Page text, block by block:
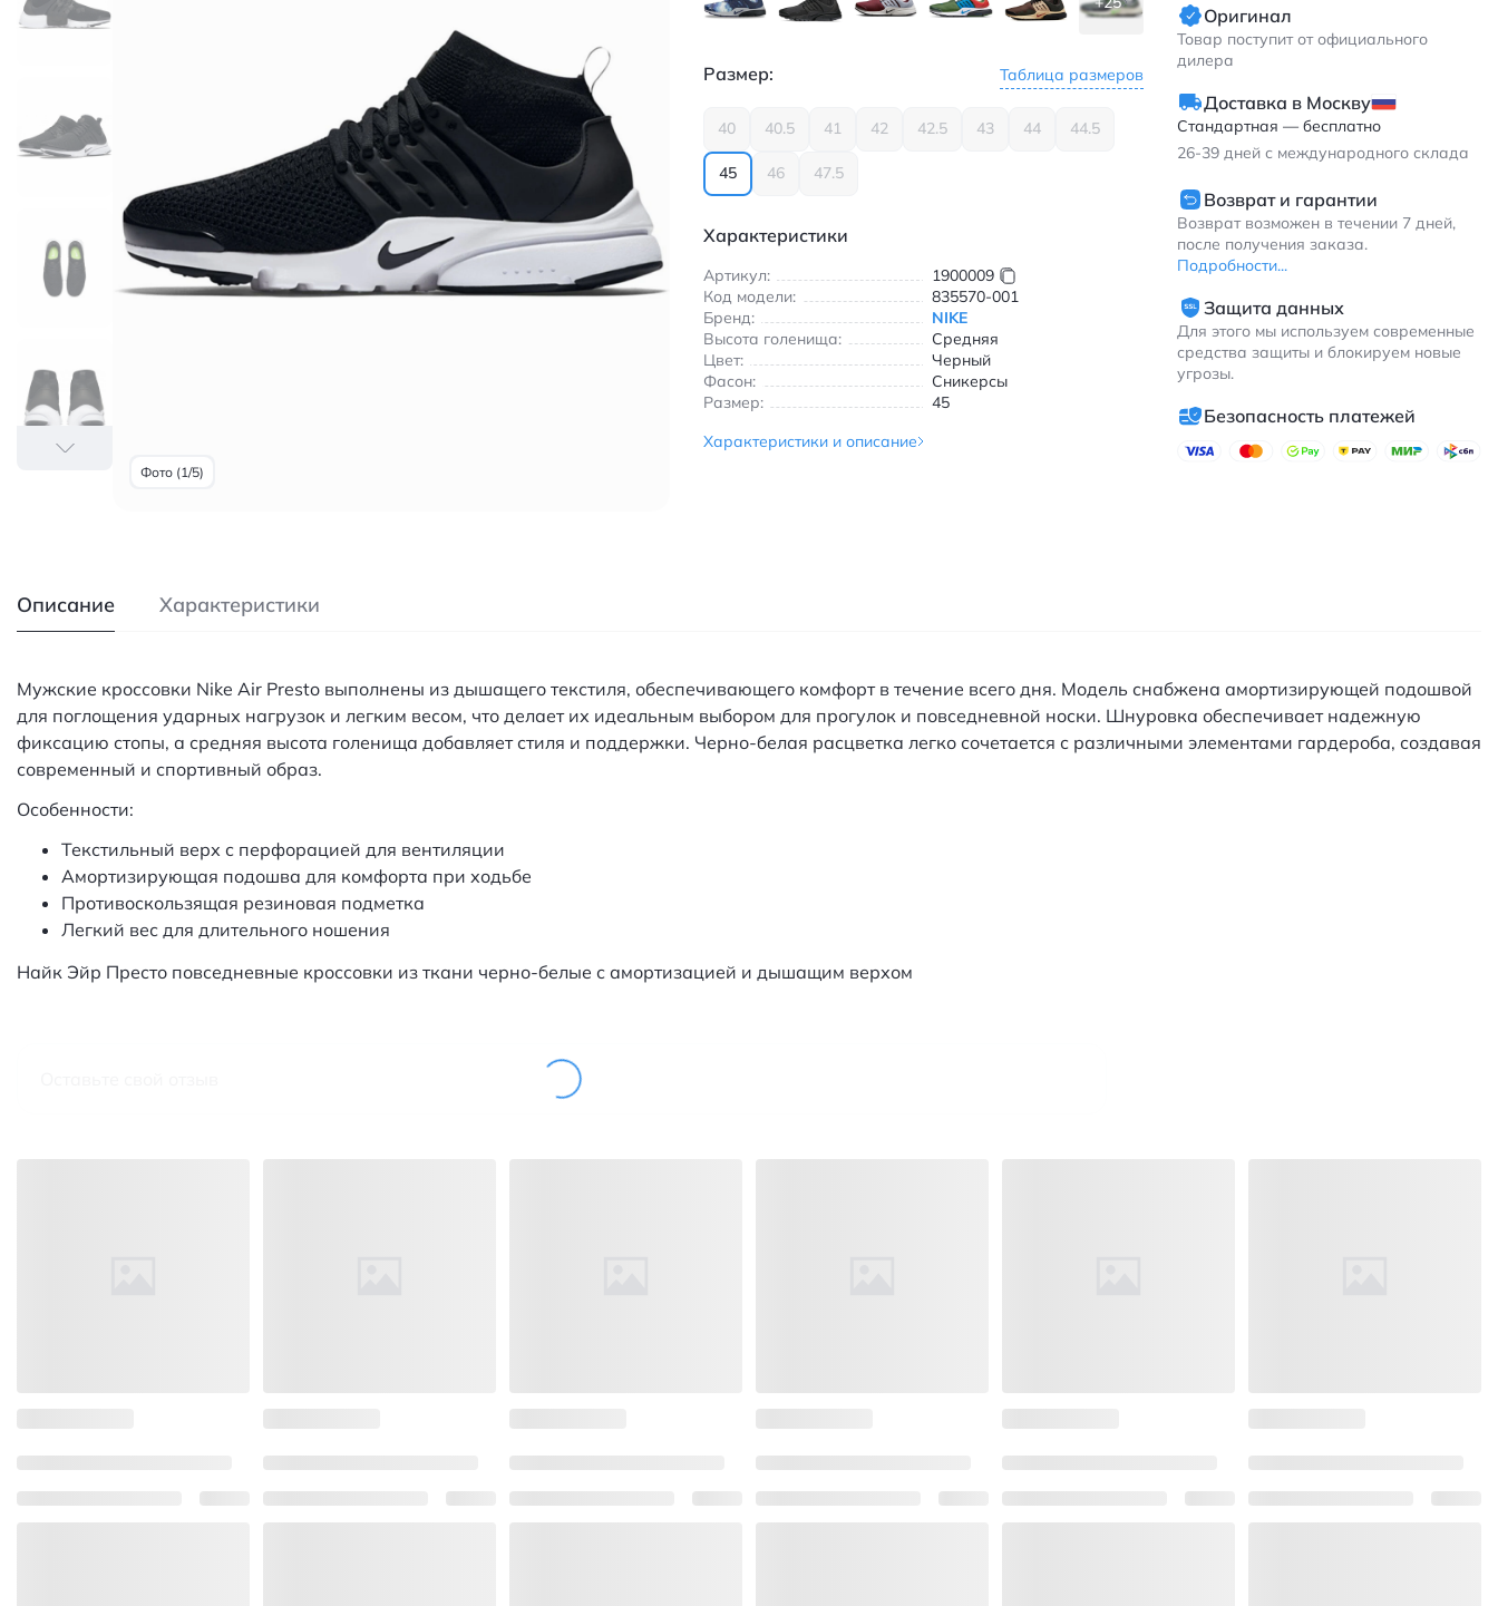
Фото (1/5)
Размер: Таблица размеров
40 40.5 41 42 42.5 43 44 44.5
45 46 47.5
Характеристики
Артикул:
1900009
Код модели:
835570-001
Бренд:
NIKE
Высота голенища:
Средняя
Цвет:
Черный
Фасон:
Сникерсы
Размер:
45
Характеристики и описание
Оригинал
Товар поступит от официального
дилера
Доставка в Москву
Стандартная — бесплатно
26-39 дней с международного склада
Возврат и гарантии
Возврат возможен в течении 7 дней,
после получения заказа.
Подробности...
Защита данных
Для этого мы используем современные
средства защиты и блокируем новые
угрозы.
Безопасность платежей
Описание Характеристики
Мужские кроссовки Nike Air Presto выполнены из дышащего текстиля, обеспечивающего комфорт в течение всего дня. Модель снабжена амортизирующей подошвой
для поглощения ударных нагрузок и легким весом, что делает их идеальным выбором для прогулок и повседневной носки. Шнуровка обеспечивает надежную
фиксацию стопы, а средняя высота голенища добавляет стиля и поддержки. Черно-белая расцветка легко сочетается с различными элементами гардероба, создавая
современный и спортивный образ.
Особенности:
Текстильный верх с перфорацией для вентиляции
Амортизирующая подошва для комфорта при ходьбе
Противоскользящая резиновая подметка
Легкий вес для длительного ношения
Найк Эйр Престо повседневные кроссовки из ткани черно-белые с амортизацией и дышащим верхом